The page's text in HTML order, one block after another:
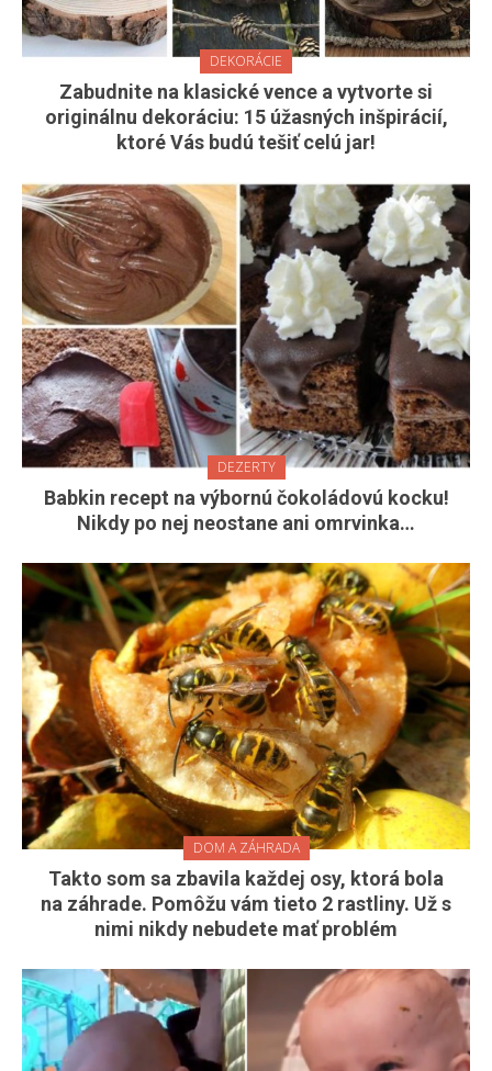
DEKORÁCIE
Zabudnite na klasické vence a vytvorte si
originálnu dekoráciu: 15 úžasných inšpirácií,
ktoré Vás budú tešiť celú jar!
DEZERTY
Babkin recept na výbornú čokoládovú kocku!
Nikdy po nej neostane ani omrvinka…
DOM A ZÁHRADA
Takto som sa zbavila každej osy, ktorá bola
na záhrade. Pomôžu vám tieto 2 rastliny. Už s
nimi nikdy nebudete mať problém